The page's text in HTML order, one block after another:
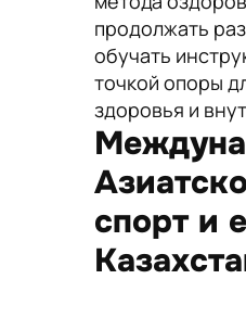
продолжать
обучать
точкой опоры
здоровья и
спорт и